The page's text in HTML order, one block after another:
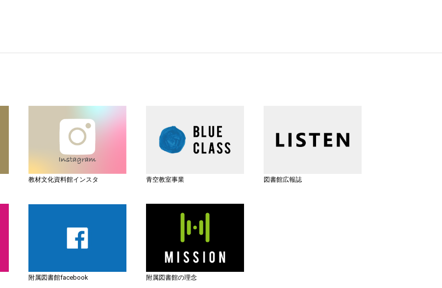
教材文化資料館インスタ 青空教室事業 図書館広報誌
附属図書館facebook 附属図書館の理念